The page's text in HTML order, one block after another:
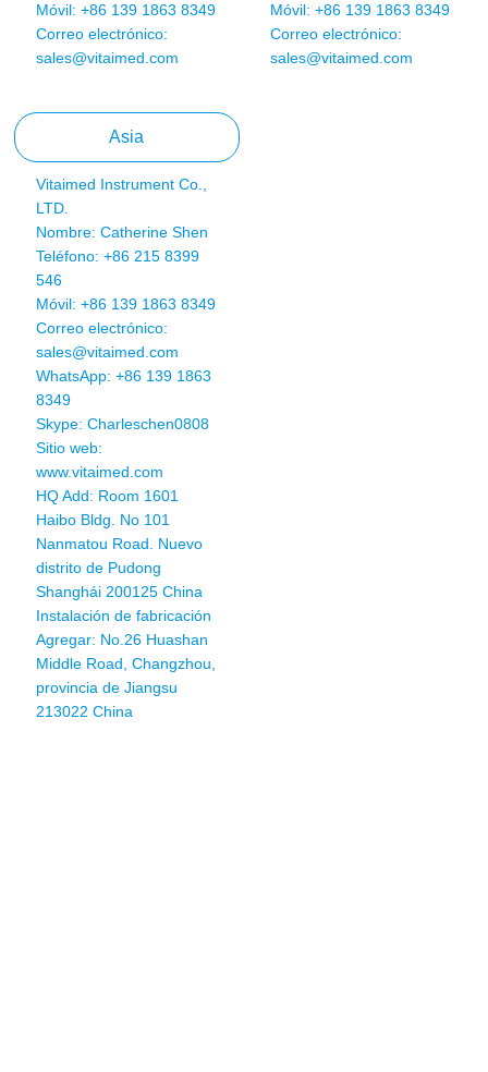
Móvil: +86 139 1863 8349
Correo electrónico:
sales@vitaimed.com
Móvil: +86 139 1863 8349
Correo electrónico:
sales@vitaimed.com
Asia
Vitaimed Instrument Co.,
LTD.
Nombre: Catherine Shen
Teléfono: +86 215 8399
546
Móvil: +86 139 1863 8349
Correo electrónico:
sales@vitaimed.com
WhatsApp:+86 139 1863
8349
Skype: Charleschen0808
Sitio web:
www.vitaimed.com
HQ Add: Room 1601
Haibo Bldg. No 101
Nanmatou Road. Nuevo
distrito de Pudong
Shanghái 200125 China
Instalación de fabricación
Agregar: No.26 Huashan
Middle Road, Changzhou,
provincia de Jiangsu
213022 China